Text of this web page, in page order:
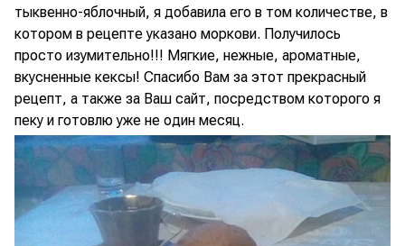
тыквенно-яблочный, я добавила его в том количестве, в
котором в рецепте указано моркови. Получилось
просто изумительно!!! Мягкие, нежные, ароматные,
вкусненные кексы! Спасибо Вам за этот прекрасный
рецепт, а также за Ваш сайт, посредством которого я
пеку и готовлю уже не один месяц.